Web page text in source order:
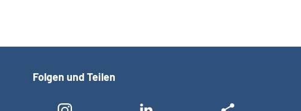
Folgen und Teilen